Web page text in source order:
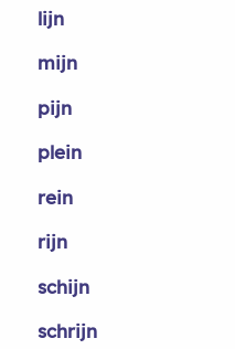
lijn
mijn
pijn
plein
rein
rijn
schijn
schrijn